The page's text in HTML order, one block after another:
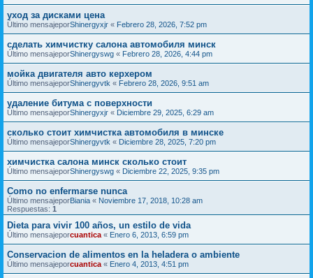
уход за дисками цена
Último mensajeporShinergyxjr « Febrero 28, 2026, 7:52 pm
сделать химчистку салона автомобиля минск
Último mensajeporShinergyswg « Febrero 28, 2026, 4:44 pm
мойка двигателя авто керхером
Último mensajeporShinergyvtk « Febrero 28, 2026, 9:51 am
удаление битума с поверхности
Último mensajeporShinergyxjr « Diciembre 29, 2025, 6:29 am
сколько стоит химчистка автомобиля в минске
Último mensajeporShinergyvtk « Diciembre 28, 2025, 7:20 pm
химчистка салона минск сколько стоит
Último mensajeporShinergyswg « Diciembre 22, 2025, 9:35 pm
Como no enfermarse nunca
Último mensajeporBiania « Noviembre 17, 2018, 10:28 am
Respuestas: 1
Dieta para vivir 100 años, un estilo de vida
Último mensajeporcuantica « Enero 6, 2013, 6:59 pm
Conservacion de alimentos en la heladera o ambiente
Último mensajeporcuantica « Enero 4, 2013, 4:51 pm